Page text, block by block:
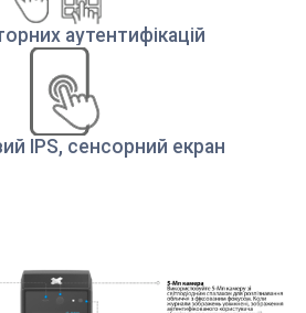
аутентифікацій
IPS, сенсорний екран